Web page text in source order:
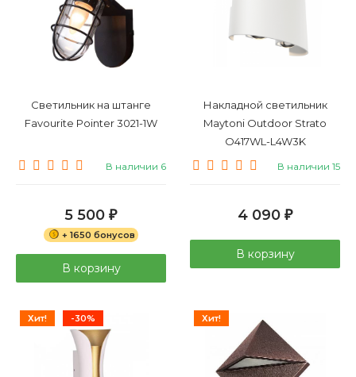
Светильник на штанге
Favourite Pointer 3021-1W
В наличии 6
5 500 ₽
+ 1650 бонусов
В корзину
Накладной светильник
Maytoni Outdoor Strato
O417WL-L4W3K
В наличии 15
4 090 ₽
В корзину
Хит! -30% Хит!